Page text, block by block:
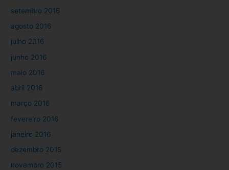
setembro 2016
agosto 2016
julho 2016
junho 2016
maio 2016
abril 2016
março 2016
fevereiro 2016
janeiro 2016
dezembro 2015
novembro 2015